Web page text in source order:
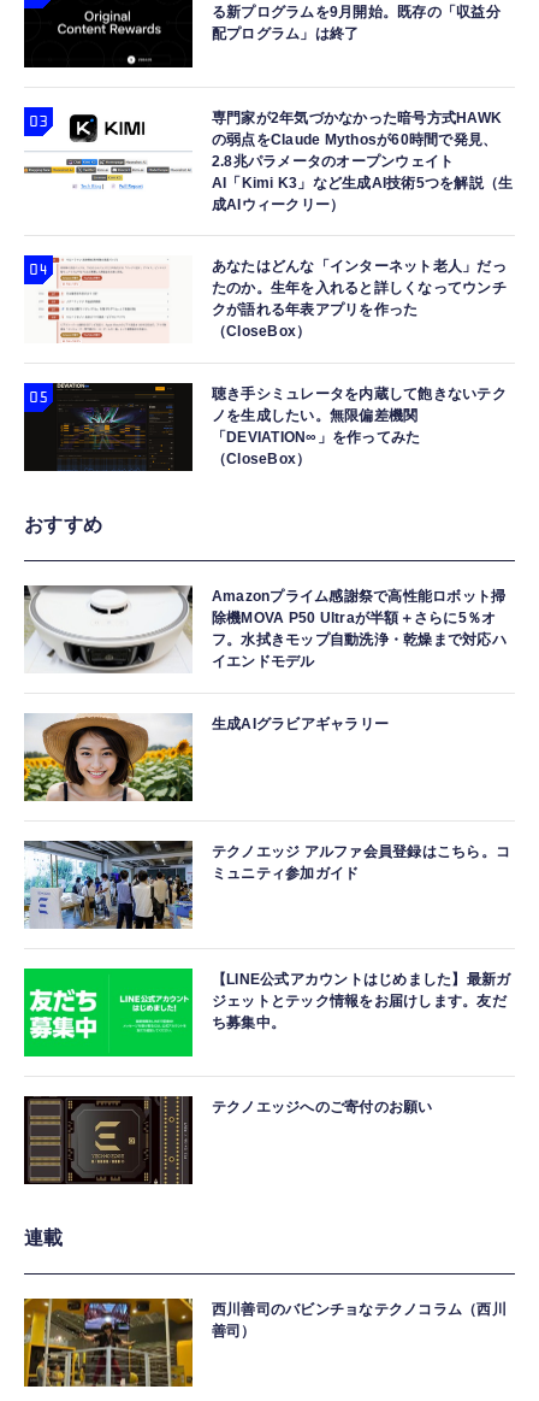
￥1,290
￥2,682
￥7,480
る新プログラムを9月開始。既存の「収益分
配プログラム」は終了
専門家が2年気づかなかった暗号方式HAWK
の弱点をClaude Mythosが60時間で発見、
2.8兆パラメータのオープンウェイト
AI「Kimi K3」など生成AI技術5つを解説（生
成AIウィークリー）
あなたはどんな「インターネット老人」だっ
たのか。生年を入れると詳しくなってウンチ
クが語れる年表アプリを作った
（CloseBox）
聴き手シミュレータを内蔵して飽きないテク
ノを生成したい。無限偏差機関
「DEVIATION∞」を作ってみた
（CloseBox）
おすすめ
Amazonプライム感謝祭で高性能ロボット掃
除機MOVA P50 Ultraが半額＋さらに5％オ
フ。水拭きモップ自動洗浄・乾燥まで対応ハ
イエンドモデル
生成AIグラビアギャラリー
テクノエッジ アルファ会員登録はこちら。コ
ミュニティ参加ガイド
【LINE公式アカウントはじめました】最新ガ
ジェットとテック情報をお届けします。友だ
ち募集中。
テクノエッジへのご寄付のお願い
連載
西川善司のバビンチョなテクノコラム（西川
善司）